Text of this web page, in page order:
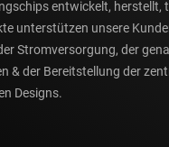
entwickelt, herstellt,
unterstützen unsere
Stromversorgung, der
& der Bereitstellung der
Designs.